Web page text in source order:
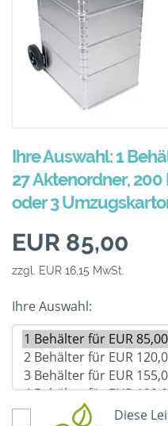
Ihre Auswahl: 1
27 Aktenordner,
oder 3
EUR 85,00
zzgl. EUR 16,15 MwSt.
Ihre Auswahl:
Diese